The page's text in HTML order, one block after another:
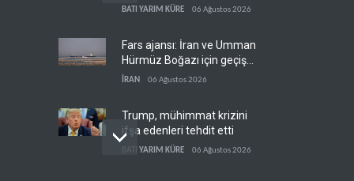
BATI YARIM KÜRE 06 Ağustos 2026
Fars ajansı: İran ve Umman
Hürmüz Boğazı için geçiş
koridorlarında anlaştı
İRAN 06 Ağustos 2026
Trump, mühimmat krizini
ifşa edenleri tehdit etti
BATI YARIM KÜRE 06 Ağustos 2026